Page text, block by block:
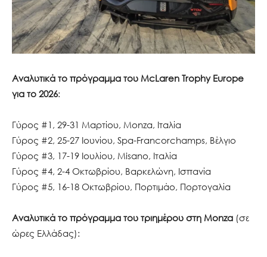
Αναλυτικά το πρόγραμμα του McLaren Trophy Europe
για το 2026:
Γύρος #1, 29-31 Μαρτίου, Monza, Ιταλία
Γύρος #2, 25-27 Ιουνίου, Spa-Francorchamps, Βέλγιο
Γύρος #3, 17-19 Ιουλίου, Misano, Ιταλία
Γύρος #4, 2-4 Οκτωβρίου, Βαρκελώνη, Ισπανία
Γύρος #5, 16-18 Οκτωβρίου, Πορτιμάο, Πορτογαλία
Αναλυτικά το πρόγραμμα του τριημέρου στη Monza (σε
ώρες Ελλάδας):